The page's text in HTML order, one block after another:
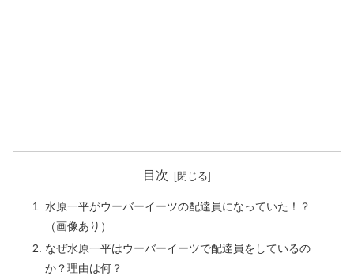
目次
水原一平がウーバーイーツの配達員になっていた！？
（画像あり）
なぜ水原一平はウーバーイーツで配達員をしているの
か？理由は何？